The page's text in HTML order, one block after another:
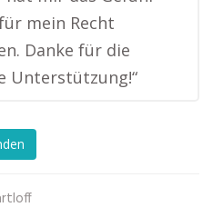
mein Recht
Danke für die
Unterstützung!“